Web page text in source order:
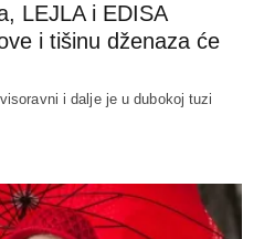
LEJLA i EDISA
i tišinu dženaza će
i dalje je u dubokoj tuzi